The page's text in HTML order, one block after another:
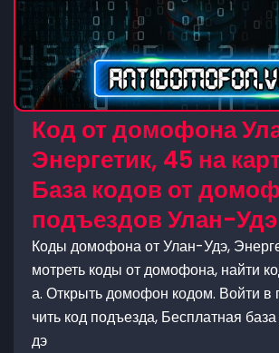
Код от домофона
Энергетик, 45 на
База кодов от
подъездов Улан-Удэ
Коды домофона от Улан-Удэ,
мотреть коды от домофона, найти
а. Открыть домофон кодом. Войти в
чить код подъезда, Бесплатная
дэ